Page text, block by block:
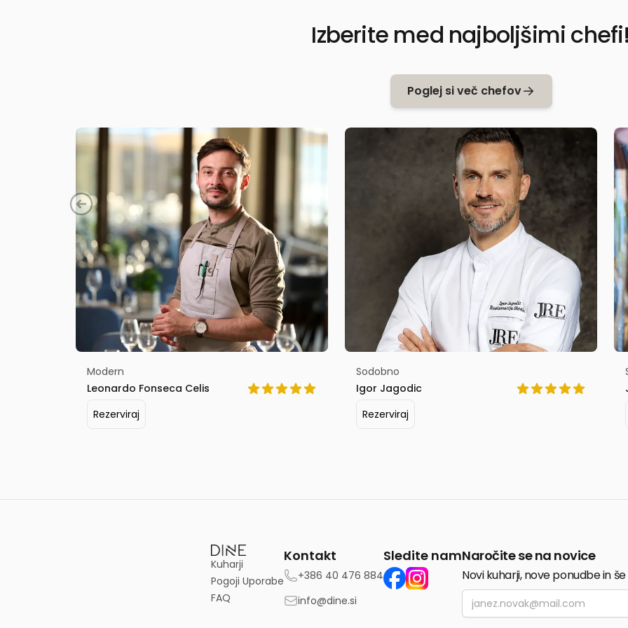
Izberite med najboljšimi
Poglej si več chefov
Modern
Leonardo Fonseca Celis
Rezerviraj
Sodobno
Igor Jagodic
Rezerviraj
Kuharji
Pogoji Uporabe
FAQ
Kontakt
+386 40 476 884
info@dine.si
Sledite namNaročite se na novice
Novi kuharji, nove ponudbe in
Email